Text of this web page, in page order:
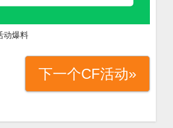
动爆料
下一个CF活动»